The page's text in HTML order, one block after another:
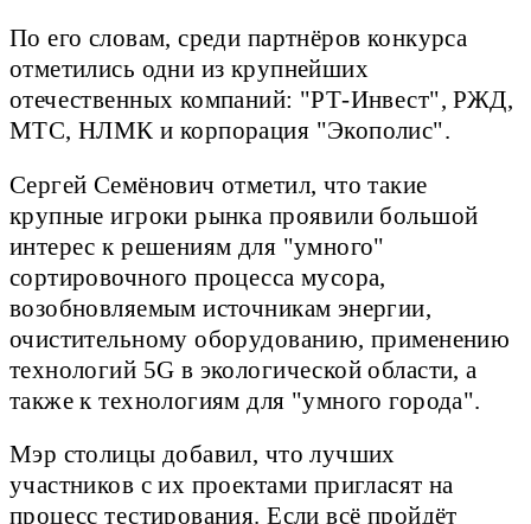
По его словам, среди партнёров конкурса
отметились одни из крупнейших
отечественных компаний: "РТ-Инвест", РЖД,
МТС, НЛМК и корпорация "Экополис".
Сергей Семёнович отметил, что такие
крупные игроки рынка проявили большой
интерес к решениям для "умного"
сортировочного процесса мусора,
возобновляемым источникам энергии,
очистительному оборудованию, применению
технологий 5G в экологической области, а
также к технологиям для "умного города".
Мэр столицы добавил, что лучших
участников с их проектами пригласят на
процесс тестирования. Если всё пройдёт